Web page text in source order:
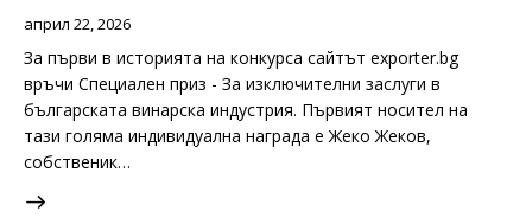
април 22, 2026
За първи в историята на конкурса сайтът exporter.bg
връчи Специален приз - За изключителни заслуги в
българската винарска индустрия. Първият носител на
тази голяма индивидуална награда е Жеко Жеков,
собственик…